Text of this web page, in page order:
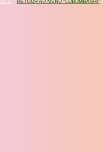
1" / RETOUR AU MENU "LUBUMBASHI"/